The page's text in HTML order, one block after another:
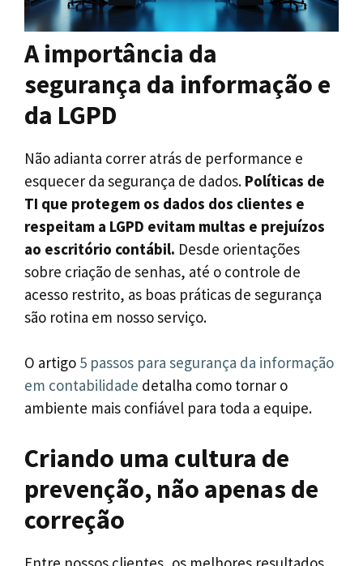
A importância da
segurança da informação e
da LGPD
Não adianta correr atrás de performance e
esquecer da segurança de dados. Políticas de
TI que protegem os dados dos clientes e
respeitam a LGPD evitam multas e prejuízos
ao escritório contábil. Desde orientações
sobre criação de senhas, até o controle de
acesso restrito, as boas práticas de segurança
são rotina em nosso serviço.
O artigo 5 passos para segurança da informação
em contabilidade detalha como tornar o
ambiente mais confiável para toda a equipe.
Criando uma cultura de
prevenção, não apenas de
correção